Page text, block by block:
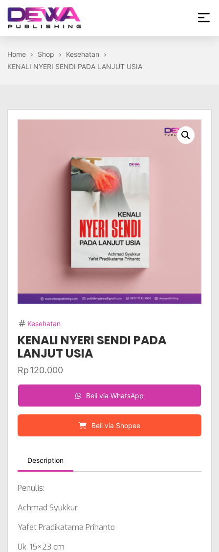
Skip
theDewa
Home
Shop
Kesehatan
KENALI NYERI SENDI PADA LANJUT USIA
Kesehatan
KENALI NYERI SENDI PADA
LANJUT USIA
Rp120.000
Beli via WhatsApp
Beli via Shopee
Description
Penulis:
Achmad Syukkur
Yafet Pradikatama Prihanto
Uk. 15×23 cm